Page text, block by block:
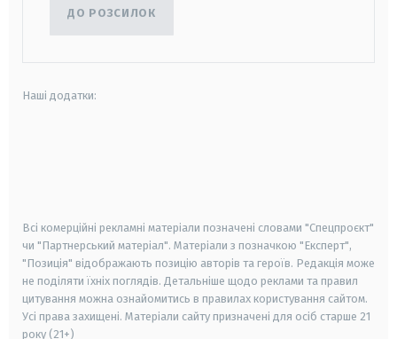
ДО РОЗСИЛОК
Наші додатки:
Всі комерційні рекламні матеріали позначені словами "Спецпроєкт"
чи "Партнерський матеріал". Матеріали з позначкою "Експерт",
"Позиція" відображають позицію авторів та героїв. Редакція може
не поділяти їхніх поглядів. Детальніше щодо реклами та правил
цитування можна ознайомитись в правилах користування сайтом.
Усі права захищені. Матеріали сайту призначені для осіб старше 21
року (21+)